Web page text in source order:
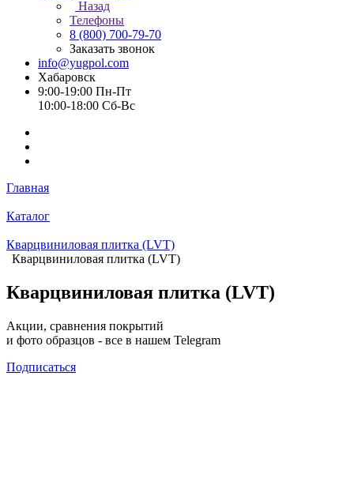
Назад
Телефоны
8 (800) 700-79-70
Заказать звонок
info@yugpol.com
Хабаровск
9:00-19:00 Пн-Пт
10:00-18:00 Cб-Вс
Главная
Каталог
Кварцвиниловая плитка (LVT)
Кварцвиниловая плитка (LVT)
Кварцвиниловая плитка (LVT)
Акции, сравнения покрытий
и фото образцов - все в нашем Telegram
Подписаться